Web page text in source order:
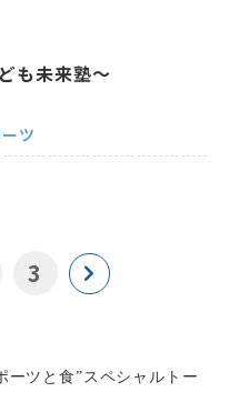
も未来塾～
ツ
3